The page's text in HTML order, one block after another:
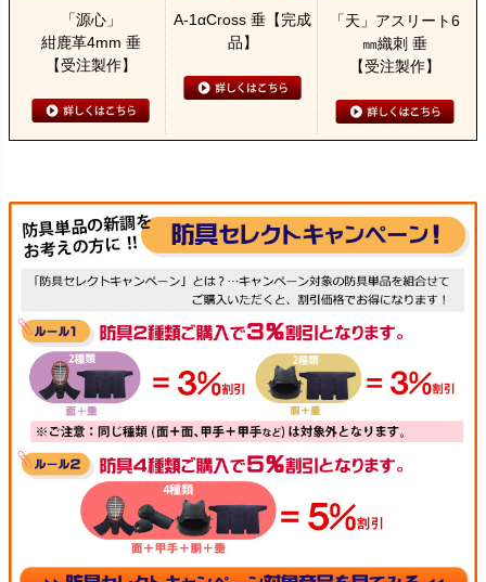
「源心」
紺鹿革4mm 垂
【受注製作】
A-1αCross 垂【完成
品】
「天」アスリート6
㎜織刺 垂
【受注製作】